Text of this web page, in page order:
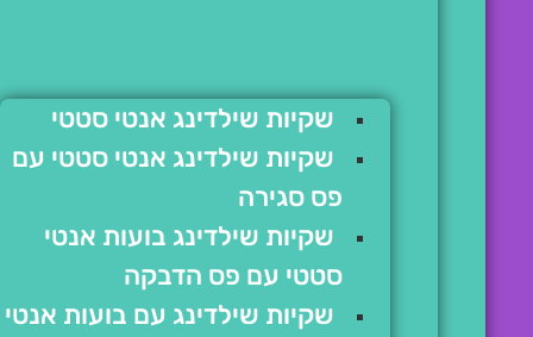
שקיות שילדינג אנטי סטטי
שקיות שילדינג אנטי סטטי עם
פס סגירה
שקיות שילדינג בועות אנטי
סטטי עם פס הדבקה
שקיות שילדינג עם בועות אנטי